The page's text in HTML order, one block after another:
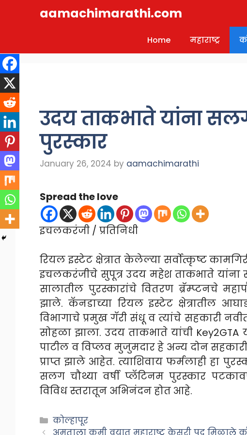
aamachimarathi.com
Home महाराष्ट्र
उदय ताकभाते यांना सलग
पुरस्कार
January 26, 2024 by aamachimarathi
Spread the love
इचलकरंजी / प्रतिनिधी
रियल इस्टेट क्षेत्रात केलेल्या सर्वोत्कृष्ट
इचलकरंजीचे सुपूत्र उदय महेश ताकभाते यांना
सालातील पुरस्कारांचे वितरण ब्रॅम्प्टनचे
झाले. कॅनडाच्या रियल इस्टेट क्षेत्रातील
विभागाचे प्रमुख गॅरी संधू व त्यांचे सहकारी
सोहळा झाला. उदय ताकभाते यांची Key2GTA
पाटील व विप्लव मुजुमदार हे अन्य दोन
प्राप्त झाले आहेत. त्याशिवाय फर्मलाही हा
सलग चौथ्या वर्षी प्लॅटिनम पुरस्कार
विविध स्तरातून अभिनंदन होत आहे.
Categories
कोल्हापूर
अमृताला कमी वयात महाराष्ट्र केसरी पद मिळाले